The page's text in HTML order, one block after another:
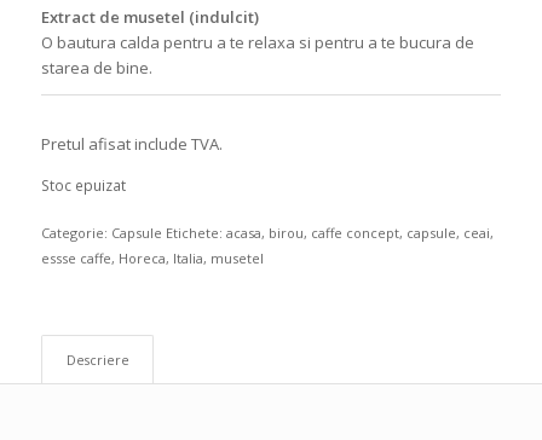
Extract de musetel (indulcit)
O bautura calda pentru a te relaxa si pentru a te bucura de
starea de bine.
Pretul afisat include TVA.
Stoc epuizat
Categorie: Capsule Etichete: acasa, birou, caffe concept, capsule, ceai,
essse caffe, Horeca, Italia, musetel
Descriere